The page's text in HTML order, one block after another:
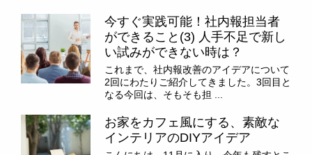
今すぐ実践可能！社内報担当者
ができること(3) 人手不足で新し
い試みができない時は？
これまで、社内報改善のアイデアについて
2回にわたりご紹介してきました。3回目と
なる今回は、そもそも担 ...
お家をカフェ風にする、素敵な
インテリアのDIYアイデア